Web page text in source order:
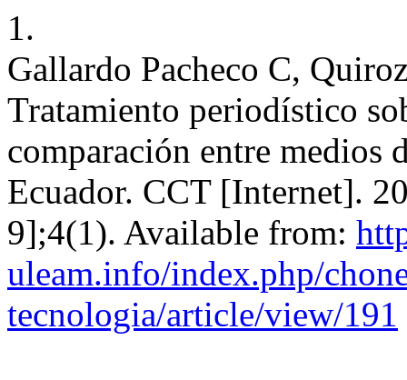
1.
Gallardo Pacheco C,
Tratamiento periodístico
comparación entre medios
Ecuador. CCT [Internet].
9];4(1). Available from:
uleam.info/index.php/
tecnologia/article/view/191